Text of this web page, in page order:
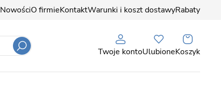
NowościO firmieKontaktWarunki i koszt dostawyRabaty
Twoje kontoUlubioneKoszyk